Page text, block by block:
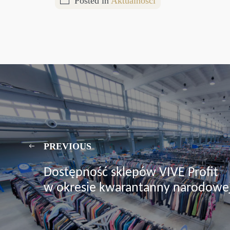
PREVIOUS
Dostępność sklepów VIVE Profit
w okresie kwarantanny